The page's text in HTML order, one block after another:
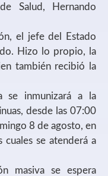
Salud, Hernando
el jefe del Estado
Hizo lo propio, la
también recibió la
se inmunizará a la
desde las 07:00
8 de agosto, en
se atenderá a
masiva se espera